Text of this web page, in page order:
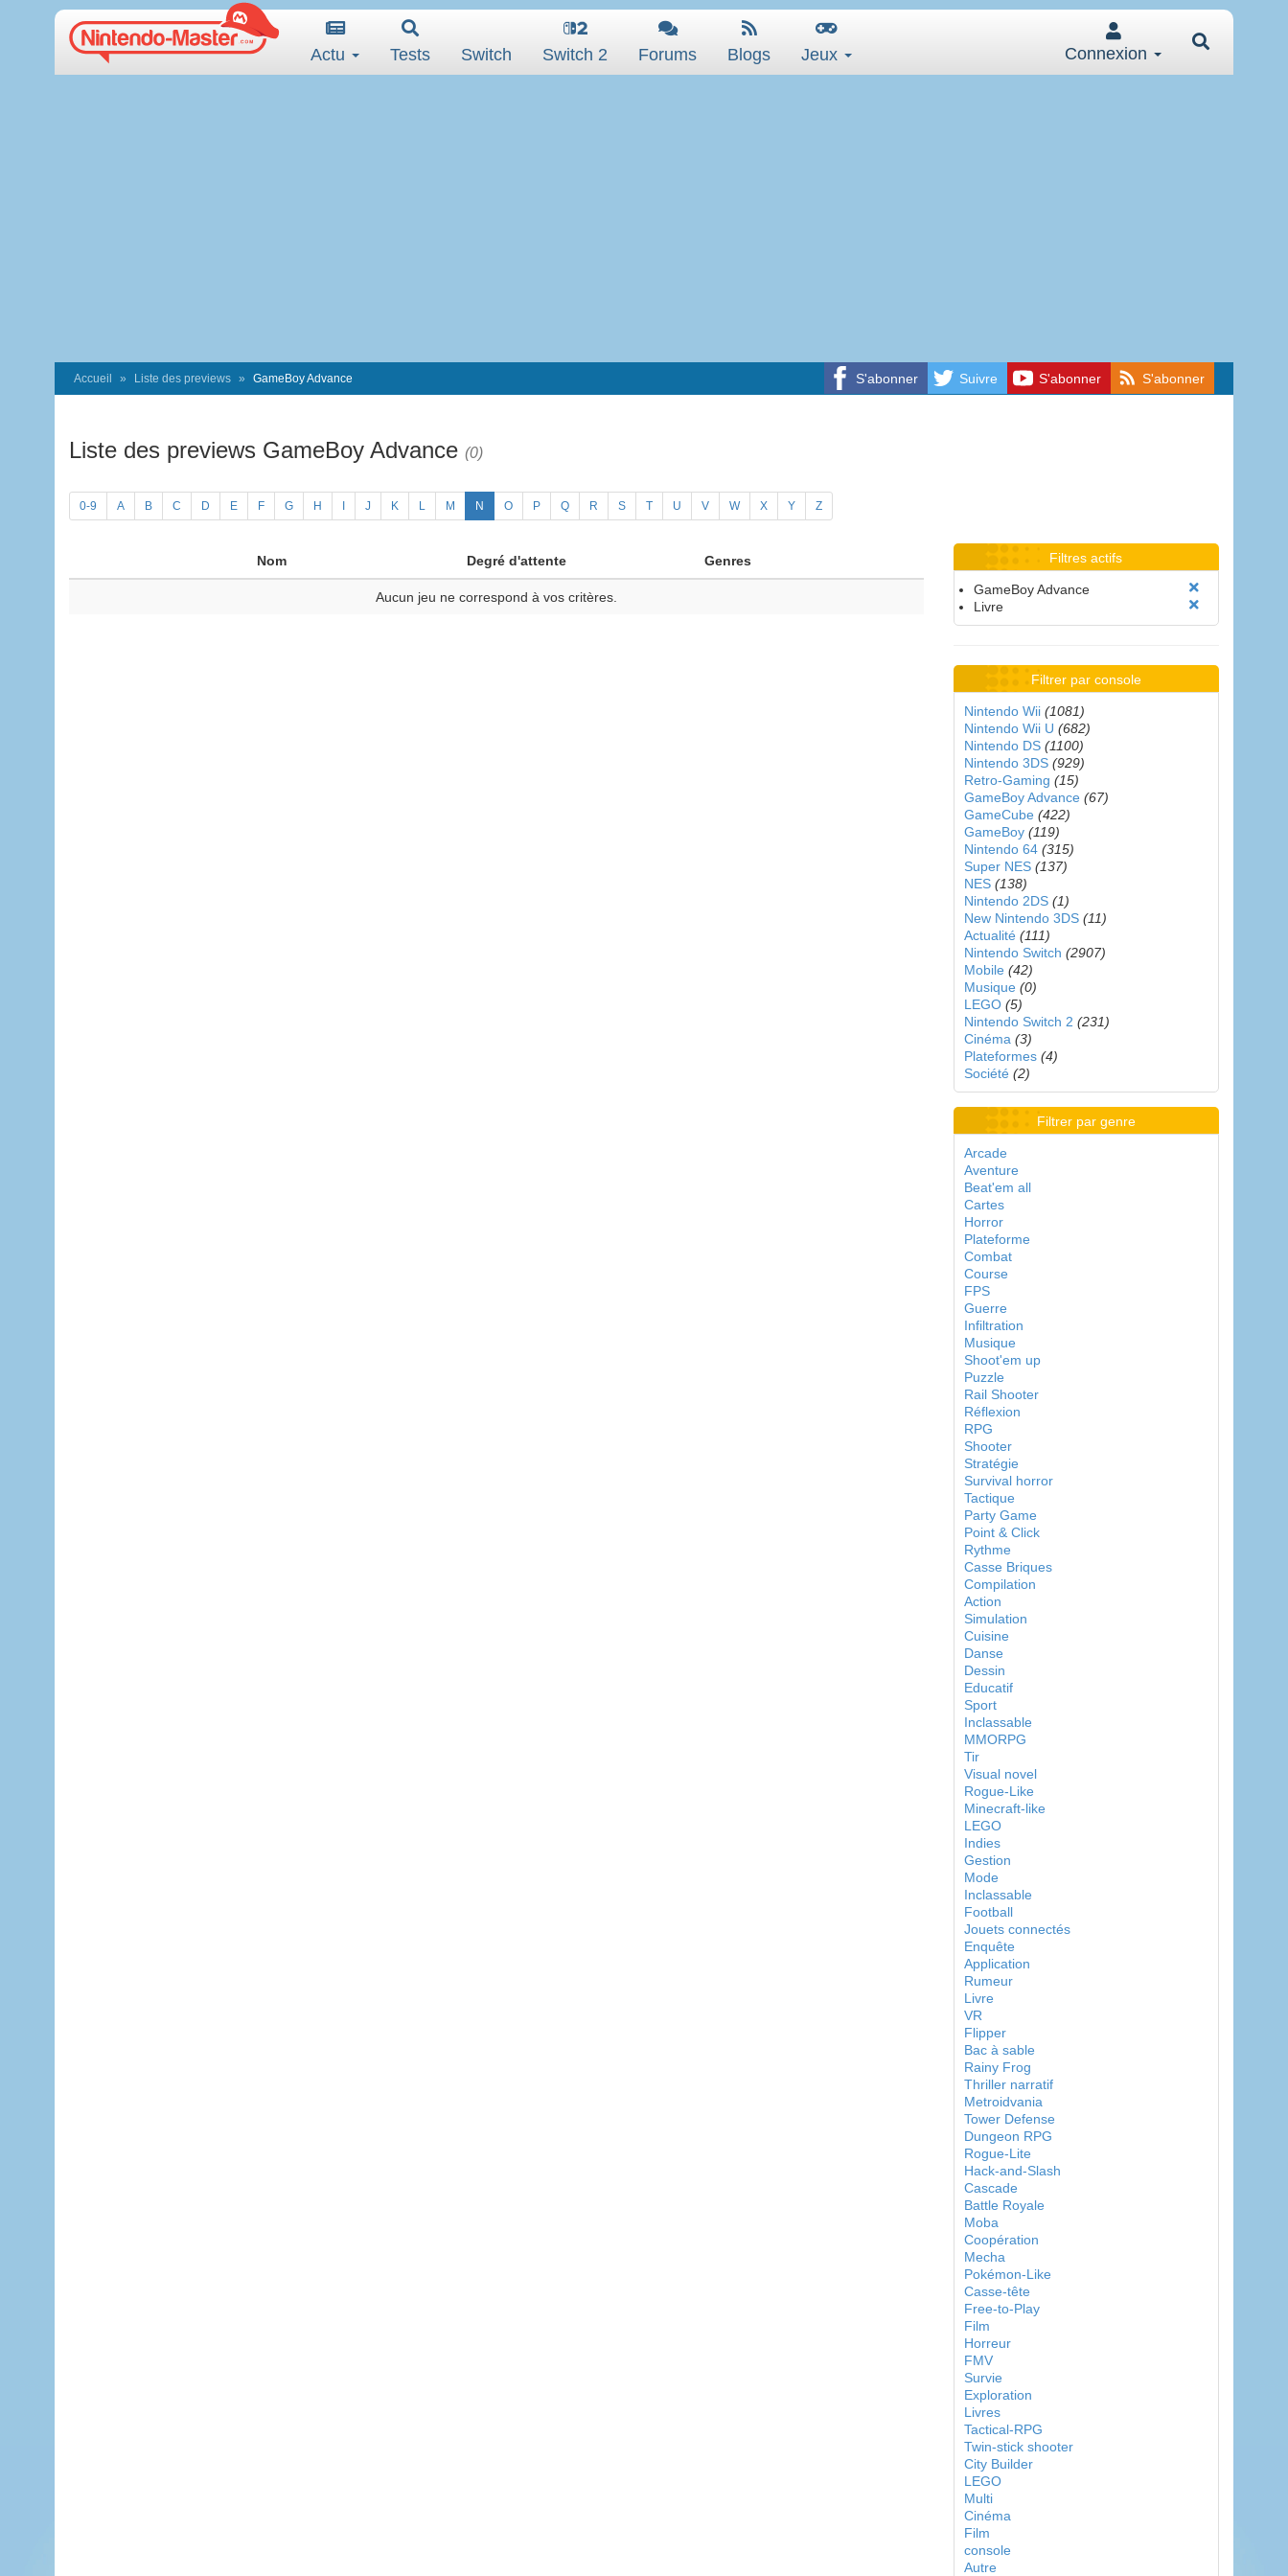
Actu Tests Switch Switch 2 Forums Blogs Jeux Connexion
S'abonner Suivre S'abonner S'abonner
Accueil Liste des previews GameBoy Advance
Liste des previews GameBoy Advance (0)
0-9 A B C D E F G H J K L M N O P Q R S T U V W X Y Z
Nom Degré d'attente Genres
Aucun jeu ne correspond à vos critères.
Filtres actifs
GameBoy Advance
Livre
Filtrer par console
Nintendo Wii (1081)
Nintendo Wii U (682)
Nintendo DS (1100)
Nintendo 3DS (929)
Retro-Gaming (15)
GameBoy Advance (67)
GameCube (422)
GameBoy (119)
Nintendo 64 (315)
Super NES (137)
NES (138)
Nintendo 2DS (1)
New Nintendo 3DS (11)
Actualité (111)
Nintendo Switch (2907)
Mobile (42)
Musique (0)
LEGO (5)
Nintendo Switch 2 (231)
Cinéma (3)
Plateformes (4)
Société (2)
Filtrer par genre
Arcade
Aventure
Beat'em all
Cartes
Horror
Plateforme
Combat
Course
FPS
Guerre
Infiltration
Musique
Shoot'em up
Puzzle
Rail Shooter
Réflexion
RPG
Shooter
Stratégie
Survival horror
Tactique
Party Game
Point & Click
Rythme
Casse Briques
Compilation
Action
Simulation
Cuisine
Danse
Dessin
Educatif
Sport
Inclassable
MMORPG
Tir
Visual novel
Rogue-Like
Minecraft-like
LEGO
Indies
Gestion
Mode
Inclassable
Football
Jouets connectés
Enquête
Application
Rumeur
Livre
VR
Flipper
Bac à sable
Rainy Frog
Thriller narratif
Metroidvania
Tower Defense
Dungeon RPG
Rogue-Lite
Hack-and-Slash
Cascade
Battle Royale
Moba
Coopération
Mecha
Pokémon-Like
Casse-tête
Free-to-Play
Film
Horreur
FMV
Survie
Exploration
Livres
Tactical-RPG
Twin-stick shooter
City Builder
LEGO
Multi
Cinéma
Film
console
Autre